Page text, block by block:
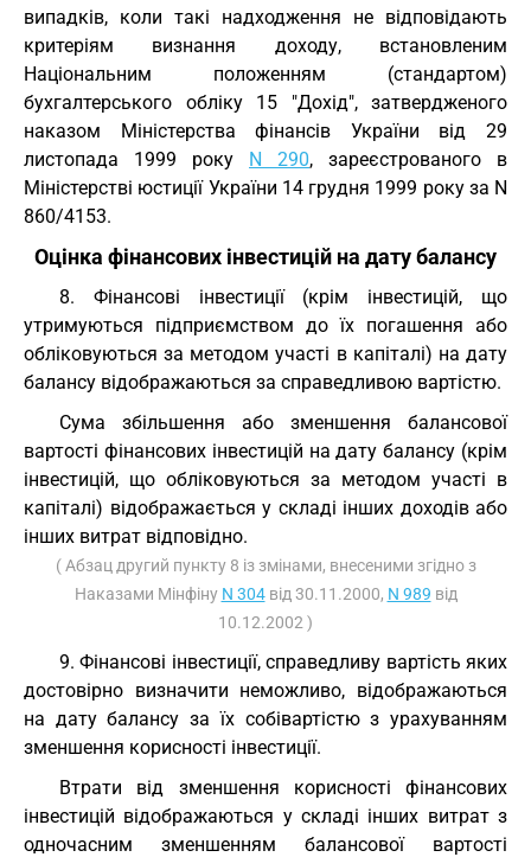
випадків, коли такі надходження не відповідають
критеріям визнання доходу, встановленим
Національним положенням (стандартом)
бухгалтерського обліку 15 "Дохід", затвердженого
наказом Міністерства фінансів України від 29
листопада 1999 року N 290, зареєстрованого в
Міністерстві юстиції України 14 грудня 1999 року за N
860/4153.
Оцінка фінансових інвестицій на дату балансу
8. Фінансові інвестиції (крім інвестицій, що
утримуються підприємством до їх погашення або
обліковуються за методом участі в капіталі) на дату
балансу відображаються за справедливою вартістю.
Сума збільшення або зменшення балансової
вартості фінансових інвестицій на дату балансу (крім
інвестицій, що обліковуються за методом участі в
капіталі) відображається у складі інших доходів або
інших витрат відповідно.
( Абзац другий пункту 8 із змінами, внесеними згідно з
Наказами Мінфіну N 304від 30.11.2000, N 989 від
10.12.2002 )
9. Фінансові інвестиції, справедливу вартість яких
достовірно визначити неможливо, відображаються
на дату балансу за їх собівартістю з урахуванням
зменшення корисності інвестиції.
Втрати від зменшення корисності фінансових
інвестицій відображаються у складі інших витрат з
одночасним зменшенням балансової вартості